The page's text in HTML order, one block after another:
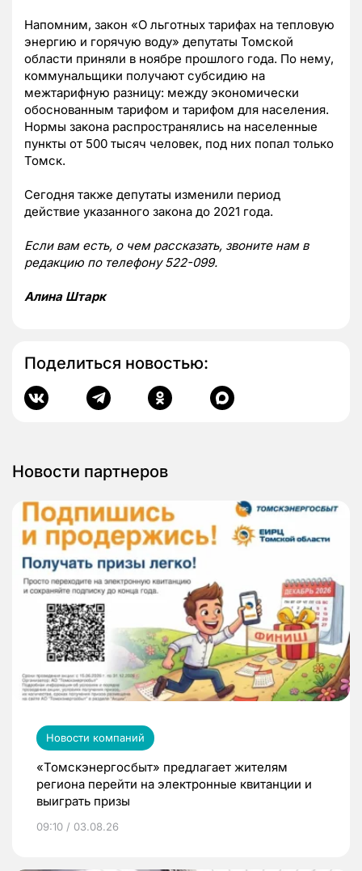
Напомним, закон «О льготных тарифах на тепловую
энергию и горячую воду» депутаты Томской
области приняли в ноябре прошлого года. По нему,
коммунальщики получают субсидию на
межтарифную разницу: между экономически
обоснованным тарифом и тарифом для населения.
Нормы закона распространялись на населенные
пункты от 500 тысяч человек, под них попал только
Томск.
Сегодня также депутаты изменили период
действие указанного закона до 2021 года.
Если вам есть, о чем рассказать, звоните нам в
редакцию по телефону 522-099.
Алина Штарк
Поделиться новостью:
Новости партнеров
Новости компаний
«Томскэнергосбыт» предлагает жителям
региона перейти на электронные квитанции и
выиграть призы
09:10 / 03.08.26